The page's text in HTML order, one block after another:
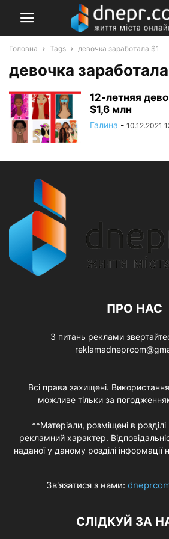
Головна Tags девочка заработала $1
девочка
12-летняя
$1,6 млн
Галина - 10.12.2021
ПРО НАС
З питань реклами
Всі права захищені.
можливе тільки за
**Матеріали, розміщені в
рекламний характер.
наданої у даному розділі
Зв'язатися з нами:
СЛІДКУЙ ЗА